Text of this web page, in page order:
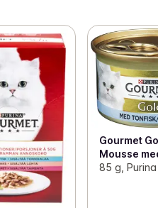
Gourmet
Mousse
85 g, Purina